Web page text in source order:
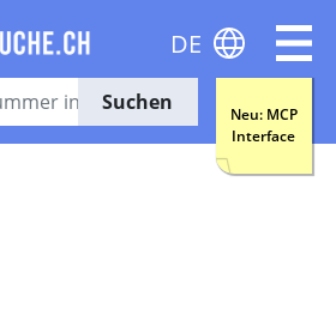
Suchen
Neu: MCP
Interface
DE